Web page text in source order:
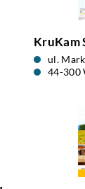
KruKam
ul.
44-300